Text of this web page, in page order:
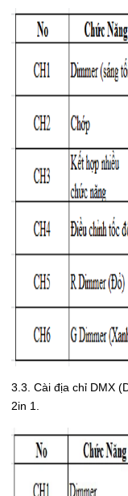
3.3. Cài địa chỉ DMX
2in 1.